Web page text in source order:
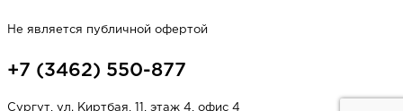
Не является публичной офертой
+7 (3462) 550-877
Сургут, ул. Киртбая, 11, этаж 4, офис 4